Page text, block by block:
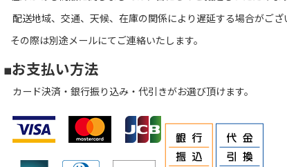
配送地域、交通、天候、在庫の関係により遅延する場合がござ
その際は別途メールにてご連絡いたします。
■お支払い方法
カード決済・銀行振り込み・代引きがお選び頂けます。